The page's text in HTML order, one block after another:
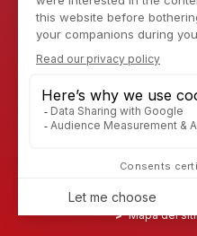
Nominado
Nominado
Nominado
Ganador
Consultoría
Cautiveria en
Empleos
Contáctenos
Mapa del